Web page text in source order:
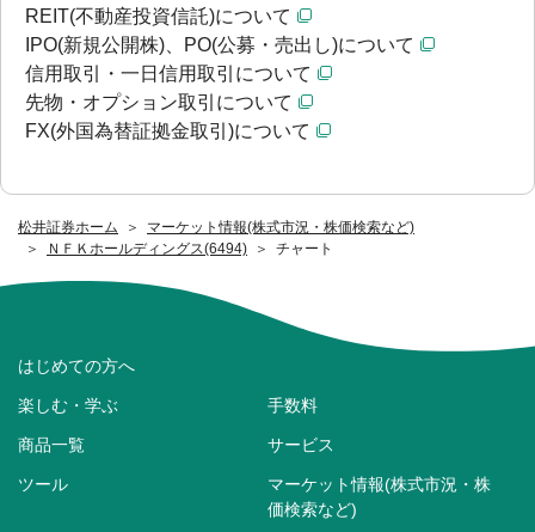
松井証券ホーム
マーケット情報(株式市況・株価検索など)
ＮＦＫホールディングス(6494)
チャート
REIT(不動産投資信託)について
IPO(新規公開株)、PO(公募・売出し)について
信用取引・一日信用取引について
先物・オプション取引について
FX(外国為替証拠金取引)について
はじめての方へ
楽しむ・学ぶ 手数料
商品一覧 サービス
ツール
マーケット情報(株式市況・株
価検索など)